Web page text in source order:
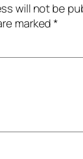
will not be
marked*